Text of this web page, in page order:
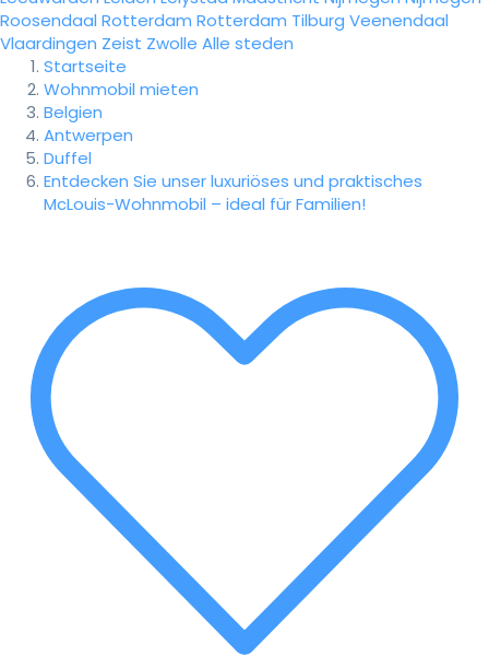
Roosendaal Rotterdam Rotterdam Tilburg Veenendaal
Vlaardingen Zeist Zwolle Alle steden
Startseite
Wohnmobil mieten
Belgien
Antwerpen
Duffel
Entdecken Sie unser luxuriöses und praktisches
McLouis-Wohnmobil – ideal für Familien!